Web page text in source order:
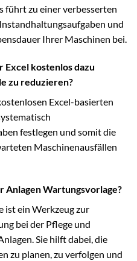
führt zu einer verbesserten
und
Ihrer Maschinen bei.
Excel kostenlos dazu
zu reduzieren?
Excel-basierten
festlegen und somit die
Maschinenausfällen
Anlagen Wartungsvorlage?
ist ein Werkzeug zur
bei der Pflege und
Sie hilft dabei, die
zu planen, zu verfolgen und